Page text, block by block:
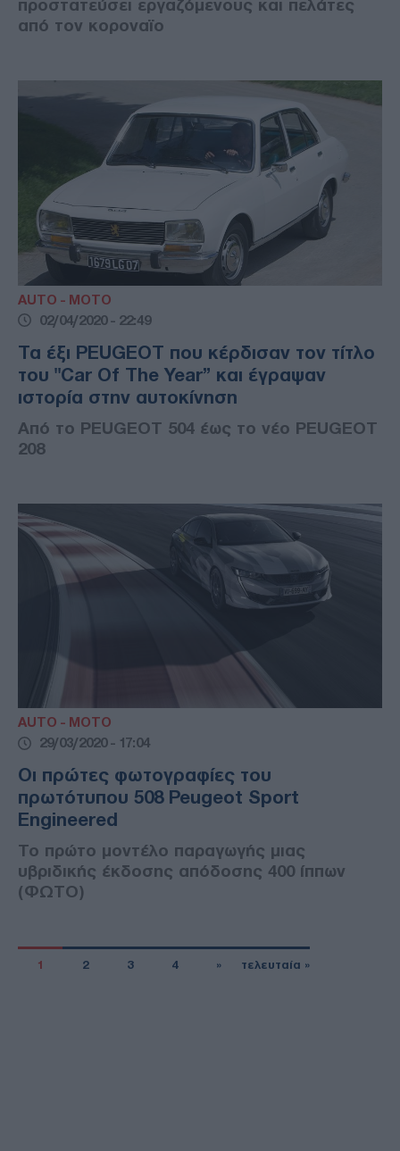
προστατεύσει εργαζόμενους και πελάτες
από τον κορoναϊο
AUTO - MOTO
02/04/2020 - 22:49
Τα έξι PEUGEOT που κέρδισαν τον τίτλο
του "Car Of The Year” και έγραψαν
ιστορία στην αυτοκίνηση
Aπό το PEUGEOT 504 έως το νέο PEUGEOT
208
AUTO - MOTO
29/03/2020 - 17:04
Οι πρώτες φωτογραφίες του
πρωτότυπου 508 Peugeot Sport
Engineered
Το πρώτο μοντέλο παραγωγής μιας
υβριδικής έκδοσης απόδοσης 400 ίππων
(ΦΩΤΟ)
1 2 3 4 » τελευταία »